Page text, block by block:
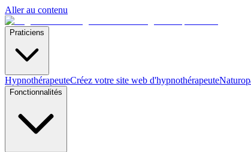
Aller au contenu
Praticiens
HypnothérapeuteCréez votre site web d'hypnothérapeute
Fonctionnalités